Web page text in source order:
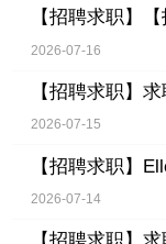
【招聘求职】
2026-07-16
【招聘求职】 求
2026-07-15
【招聘求职】
2026-07-14